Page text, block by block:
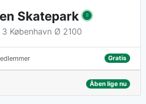
Skatepark
København Ø 2100
Gratis
Åben lige nu